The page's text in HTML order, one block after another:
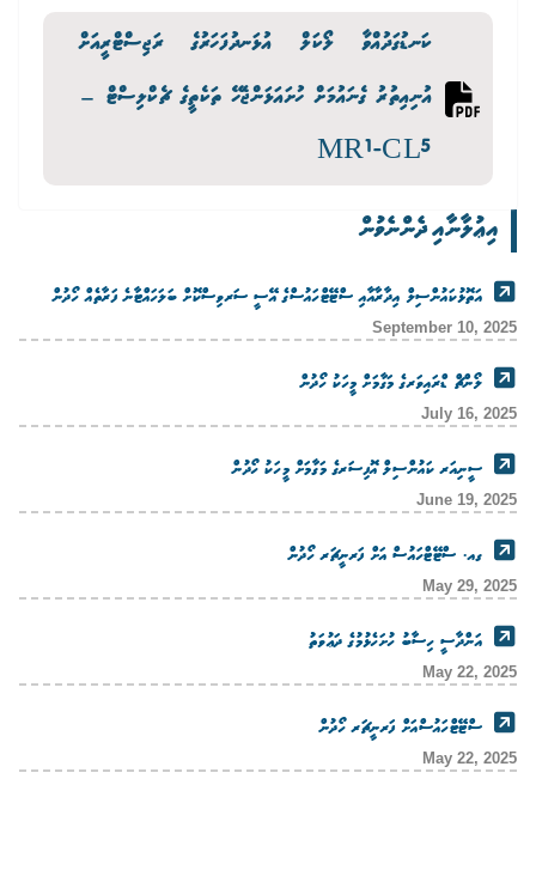
ކަނޑުގަދުއްވާ ލޯކަލް އުޅަނދުފަހަރުގެ ރަޖިސްޓްރީއަށް
އުނިއިތުރު ގެނައުމަށް ހުށައަޅަންޖެހޭ ތަކެތީގެ ޗެކްލިސްޓް –
MR1-CL5
އިޢުލާނާއި ދެންނެވުން
އަތޮޅުކައުންސިލް އިދާރާއާއި ސްޓޭޓްހައުސްގެ އޭސީ ސަރވިސްކޮށް ބަލަހައްޓާނެ ފަރާތެއް ހޯދުން
September 10, 2025
ލޯންޗް ޑްރައިވަރގެ މަގާމަށް މީހަކު ހޯދުން
July 16, 2025
ސީނިއަރ ކައުންސިލް އޮފިސަރގެ މަގާމަށް މީހަކު ހޯދުން
June 19, 2025
ގއ. ސްޓޭޓްހައުސް އަށް ފަރނީޗަރ ހޯދުން
May 29, 2025
އަންދާސީ ހިސާބު ހުށަހެޅުމުގެ ދަޢުވަތު
May 22, 2025
ސްޓޭޓްހައުސްއަށް ފަރނީޗަރ ހޯދުން
May 22, 2025